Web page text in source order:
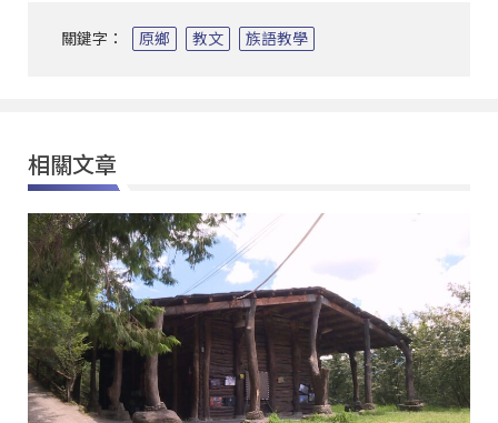
關鍵字： 原鄉 教文 族語教學
相關文章